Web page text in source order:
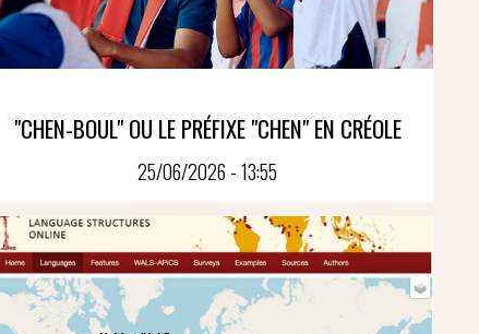
"CHEN-BOUL" OU LE PRÉFIXE "CHEN" EN CRÉOLE
25/06/2026 - 13:55